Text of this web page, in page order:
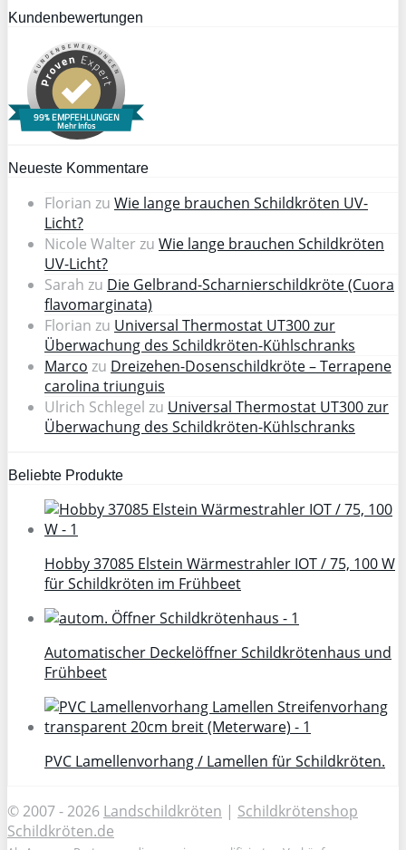
Kundenbewertungen
99% EMPFEHLUNGEN
Mehr Infos
Neueste Kommentare
Florian zu Wie lange brauchen Schildkröten UV-
Licht?
Nicole Walter zu Wie lange brauchen Schildkröten
UV-Licht?
Sarah zu Die Gelbrand-Scharnierschildkröte (Cuora
flavomarginata)
Florian zu Universal Thermostat UT300 zur
Überwachung des Schildkröten-Kühlschranks
Marco zu Dreizehen-Dosenschildkröte – Terrapene
carolina triunguis
Ulrich Schlegel zu Universal Thermostat UT300 zur
Überwachung des Schildkröten-Kühlschranks
Beliebte Produkte
Hobby 37085 Elstein Wärmestrahler IOT / 75, 100 W
für Schildkröten im Frühbeet
Automatischer Deckelöffner Schildkrötenhaus und
Frühbeet
PVC Lamellenvorhang / Lamellen für Schildkröten.
© 2007 - 2026 Landschildkröten | Schildkrötenshop
Schildkröten.de